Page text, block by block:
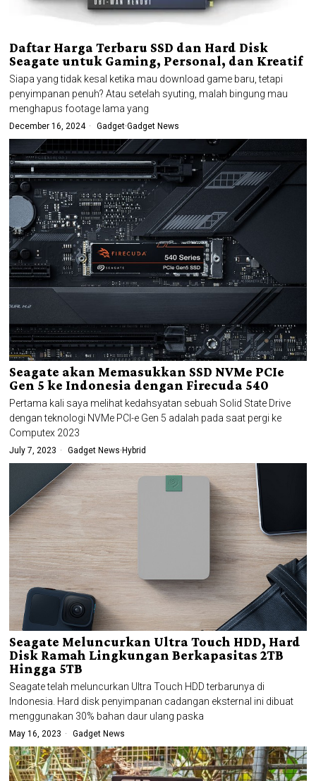
Daftar Harga Terbaru SSD dan Hard Disk
Seagate untuk Gaming, Personal, dan Kreatif
Siapa yang tidak kesal ketika mau download game baru, tetapi
penyimpanan penuh? Atau setelah syuting, malah bingung mau
menghapus footage lama yang
December 16, 2024 Gadget·Gadget News
Seagate akan Memasukkan SSD NVMe PCIe
Gen 5 ke Indonesia dengan Firecuda 540
Pertama kali saya melihat kedahsyatan sebuah Solid State Drive
dengan teknologi NVMe PCI-e Gen 5 adalah pada saat pergi ke
Computex 2023
July 7, 2023 Gadget News· Hybrid
Seagate Meluncurkan Ultra Touch HDD, Hard
Disk Ramah Lingkungan Berkapasitas 2TB
Hingga 5TB
Seagate telah meluncurkan Ultra Touch HDD terbarunya di
Indonesia. Hard disk penyimpanan cadangan eksternal ini dibuat
menggunakan 30% bahan daur ulang paska
May 16, 2023 Gadget News